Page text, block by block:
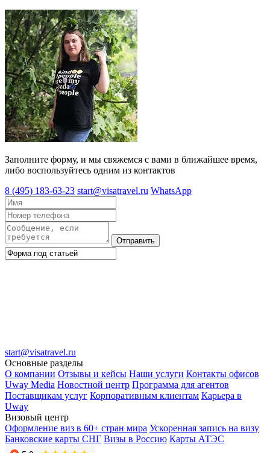
Заполните форму, и мы свяжемся с вами в ближайшее время,
либо воспользуйтесь одним из контактов
8 (495) 183-63-23 start@visatravel.ru WhatsApp
Отправить
start@visatravel.ru
Основные разделы
О компании Отзывы и кейсы Наши услуги Контакты офисов
Uway Media Новостной центр Программа для агентов
Поставщикам услуг Корпоративным клиентам Карьера в
Uway
Визовый центр
Оформление виз в 60+ стран мира Ускоренная запись на визу
Банковские карты СНГ Визы в Россию Карты АТЭС